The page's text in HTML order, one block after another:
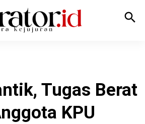
search
Tugas Berat
KPU